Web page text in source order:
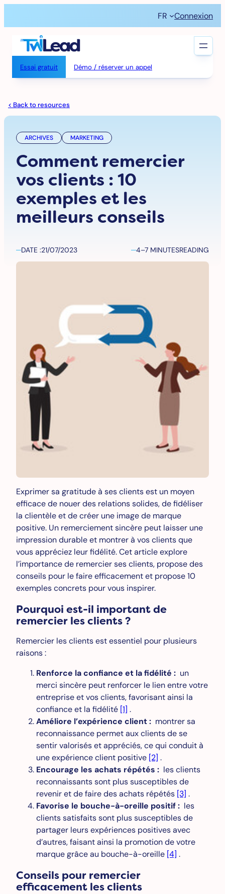
contenu
FR Connexion
Essai gratuit Démo / réserver un appel
< Back to resources
ARCHIVES MARKETING
Comment remercier
vos clients : 10
exemples et les
meilleurs conseils
DATE :21/07/2023 4–7 MINUTESREADING
Exprimer sa gratitude à ses clients est un moyen
efficace de nouer des relations solides, de fidéliser
la clientèle et de créer une image de marque
positive. Un remerciement sincère peut laisser une
impression durable et montrer à vos clients que
vous appréciez leur fidélité. Cet article explore
l’importance de remercier ses clients, propose des
conseils pour le faire efficacement et propose 10
exemples concrets pour vous inspirer.
Pourquoi est-il important de
remercier les clients ?
Remercier les clients est essentiel pour plusieurs
raisons :
Renforce la confiance et la fidélité : un
merci sincère peut renforcer le lien entre votre
entreprise et vos clients, favorisant ainsi la
confiance et la fidélité [1] .
Améliore l’expérience client : montrer sa
reconnaissance permet aux clients de se
sentir valorisés et appréciés, ce qui conduit à
une expérience client positive [2] .
Encourage les achats répétés : les clients
reconnaissants sont plus susceptibles de
revenir et de faire des achats répétés [3] .
Favorise le bouche-à-oreille positif : les
clients satisfaits sont plus susceptibles de
partager leurs expériences positives avec
d’autres, faisant ainsi la promotion de votre
marque grâce au bouche-à-oreille [4] .
Conseils pour remercier
efficacement les clients